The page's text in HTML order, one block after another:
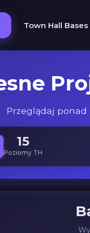
Town Hall Bases
Przeglądaj ponad
15
Poziomy TH